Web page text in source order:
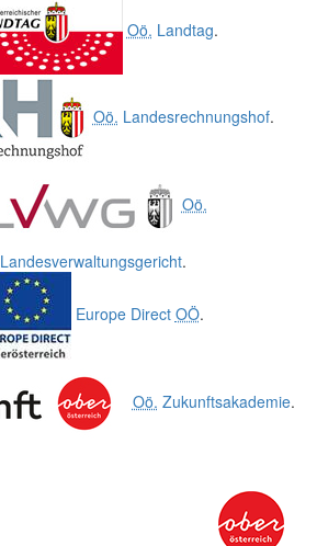
Oö. Landtag.
Oö. Landesrechnungshof.
Oö.
Landesverwaltungsgericht.
Europe Direct OÖ.
Oö. Zukunftsakademie.